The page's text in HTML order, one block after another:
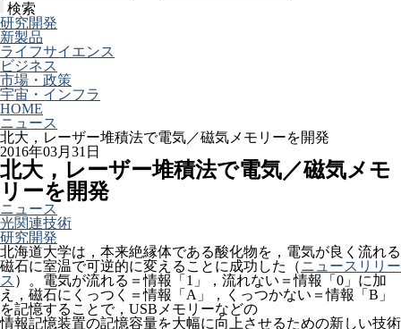
検索
研究開発
新製品
ライフサイエンス
ビジネス
市場・政策
宇宙・インフラ
HOME
ニュース
北大，レーザー堆積法で電気／磁気メモリーを開発
2016年03月31日
北大，レーザー堆積法で電気／磁気メモ
リーを開発
ニュース
光関連技術
研究開発
北海道大学は，本来絶縁体である酸化物を，電気が良く流れる
磁石に室温で可逆的に変えることに成功した（ニュースリリー
ス ）。電気が流れる＝情報「1」，流れない＝情報「0」に加
え，磁石にくっつく＝情報「A」，くっつかない＝情報「B」
を記憶することで，USBメモリーなどの
情報記憶装置の記憶容量を大幅に向上させるための新しい技術